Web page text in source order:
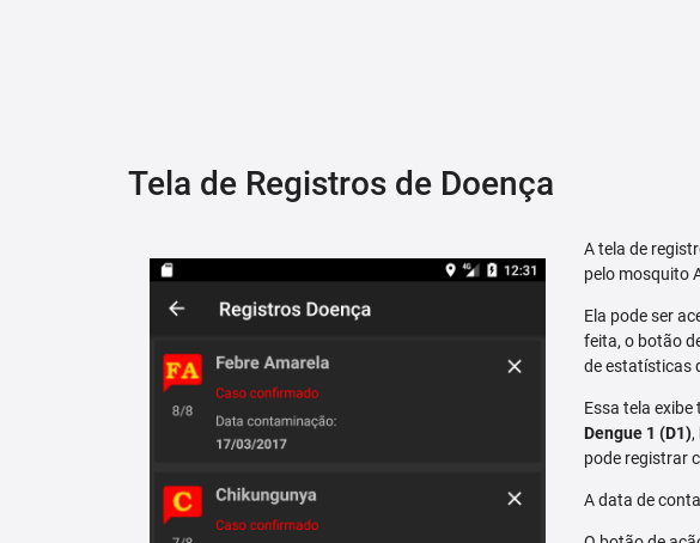
Tela de Registros de Doença
A tela de
pelo mosquito
Ela pode ser
feita, o botão
de estatísticas
Essa tela
Dengue 1 (D1),
pode registrar
A data de